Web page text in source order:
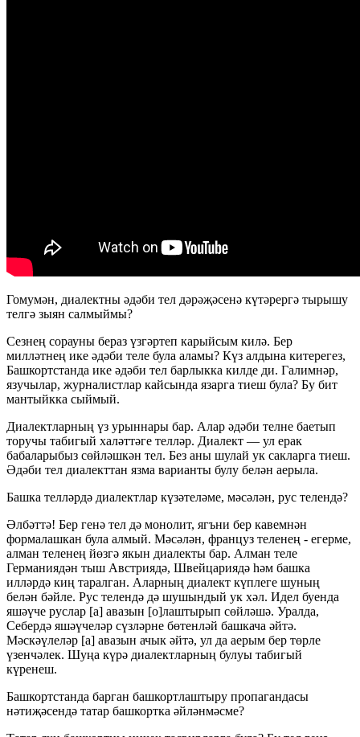
Гомумән, диалектны әдәби тел дәрәҗәсенә күтәрергә тырышу
телгә зыян салмыймы?
Сезнең сорауны бераз үзгәртеп карыйсым килә. Бер
милләтнең ике әдәби теле була аламы? Күз алдына китерегез,
Башкортстанда ике әдәби тел барлыкка килде ди. Галимнәр,
язучылар, журналистлар кайсында язарга тиеш була? Бу бит
мантыйкка сыймый.
Диалектларның үз урыннары бар. Алар әдәби телне баетып
торучы табигый халәттәге телләр. Диалект — ул ерак
бабаларыбыз сөйләшкән тел. Без аны шулай ук сакларга тиеш.
Әдәби тел диалекттан язма варианты булу белән аерыла.
Башка телләрдә диалектлар күзәтеләме, мәсәлән, рус телендә?
Әлбәттә! Бер генә тел дә монолит, ягъни бер кавемнән
формалашкан була алмый. Мәсәлән, француз теленең - егерме,
алман теленең йөзгә якын диалекты бар. Алман теле
Германиядән тыш Австриядә, Швейцариядә һәм башка
илләрдә киң таралган. Аларның диалект күплеге шуның
белән бәйле. Рус телендә дә шушындый ук хәл. Идел буенда
яшәүче руслар [а] авазын [о]лаштырып сөйләшә. Уралда,
Себердә яшәүчеләр сүзләрне бөтенләй башкача әйтә.
Мәскәүлеләр [а] авазын ачык әйтә, ул да аерым бер төрле
үзенчәлек. Шуңа күрә диалектларның булуы табигый
күренеш.
Башкортстанда барган башкортлаштыру пропагандасы
нәтиҗәсендә татар башкортка әйләнмәсме?